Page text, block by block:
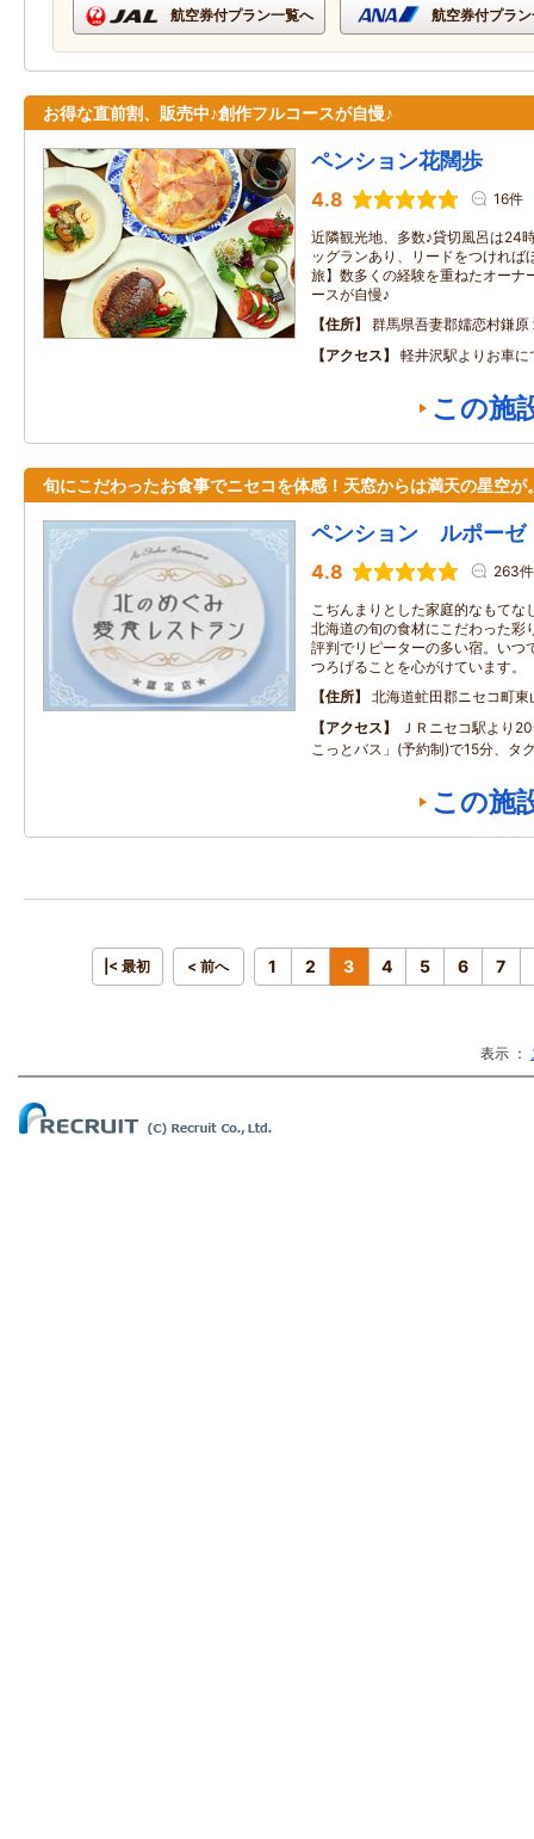
航空券付プラン一覧へ 航空券付プラ
お得な直前割、販売中♪創作フルコースが自慢♪
ペンション花闊歩
4.8 16件
近隣観光地、多数♪貸切風呂は24
ッグランあり、リードをつければ
旅】数多くの経験を重ねたオーナ
ースが自慢♪
住所
群馬県吾妻郡嬬恋村鎌原
アクセス
軽井沢駅よりお車
この施
旬にこだわったお食事でニセコを体感！天窓からは満天の星空が
ペンション ルポーゼ
4.8 263件
こぢんまりとした家庭的なもてな
北海道の旬の食材にこだわった彩
評判でリピーターの多い宿。いつ
つろげることを心がけています。
住所
北海道虻田郡ニセコ町東
アクセス
ＪＲニセコ駅より
こっとバス」(予約制)で15分、タ
この施
|< 最初 < 前へ 1 2 3 4 5 6 7
表示 ：